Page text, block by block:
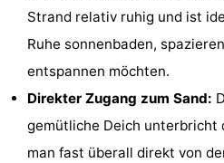
Bauernhöfe
Spielplätze
Indoor-
Spielplätze
-
Bowling
Strand relativ ruhig und ist
Ruhe sonnenbaden,
entspannen möchten.
Direkter Zugang zum Sand:
gemütliche Deich unterbricht
man fast überall direkt von